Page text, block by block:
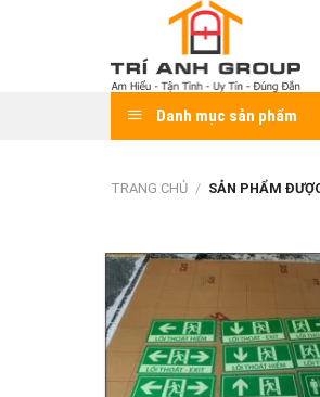
Danh mục sản phẩm
TRANG CHỦ / SẢN PHẨM